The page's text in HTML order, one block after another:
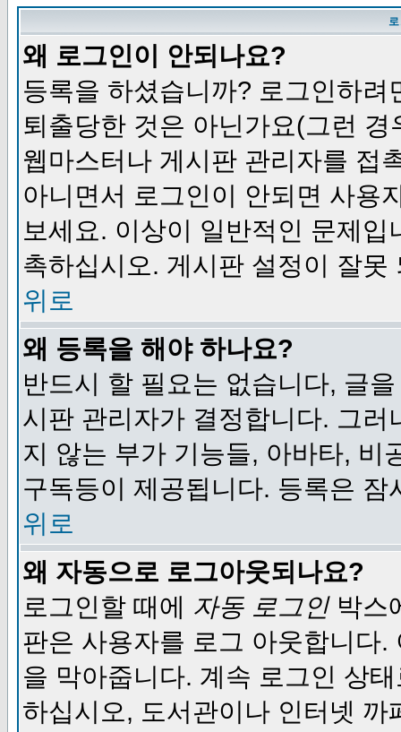
왜 로그인이 안되나요?
등록을 하셨습니까? 로그인하
퇴출당한 것은 아닌가요(그런
웹마스터나 게시판 관리자를 접
아니면서 로그인이 안되면 사용
보세요. 이상이 일반적인 문제
촉하십시오. 게시판 설정이 잘못
위로
왜 등록을 해야 하나요?
반드시 할 필요는 없습니다, 글
시판 관리자가 결정합니다. 그
지 않는 부가 기능들, 아바타, 비
구독등이 제공됩니다. 등록은
위로
왜 자동으로 로그아웃되나요?
로그인할 때에 자동 로그인박스
판은 사용자를 로그 아웃합니다
을 막아줍니다. 계속 로그인 상
하십시오, 도서관이나 인터넷